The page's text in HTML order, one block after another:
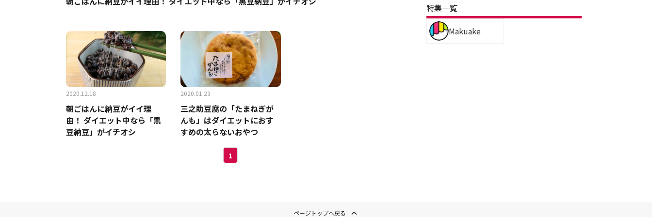
2020.12.18
朝ごはんに納豆がイイ理
由！ ダイエット中なら「黒
豆納豆」がイチオシ
2020.01.23
三之助豆腐の「たまねぎが
んも」はダイエットにおす
すめの太らないおやつ
1
特集一覧
Makuake
ページトップへ戻る